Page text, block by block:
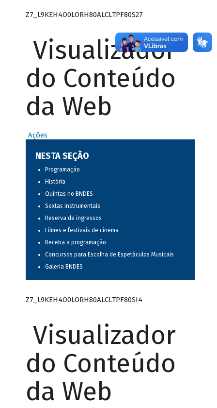
Z7_L9KEH4O0LORH80ALCLTPF80S27
Visualizador
do Conteúdo
da Web
Ações
NESTA SEÇÃO
Programação
História
Quintas no BNDES
Sextas instrumentais
Reserva de ingressos
Filmes e festivais de cinema
Receba a programação
Concursos para Escolha de Espetáculos Musicais
Galeria BNDES
Z7_L9KEH4O0LORH80ALCLTPF80SI4
Visualizador
do Conteúdo
da Web